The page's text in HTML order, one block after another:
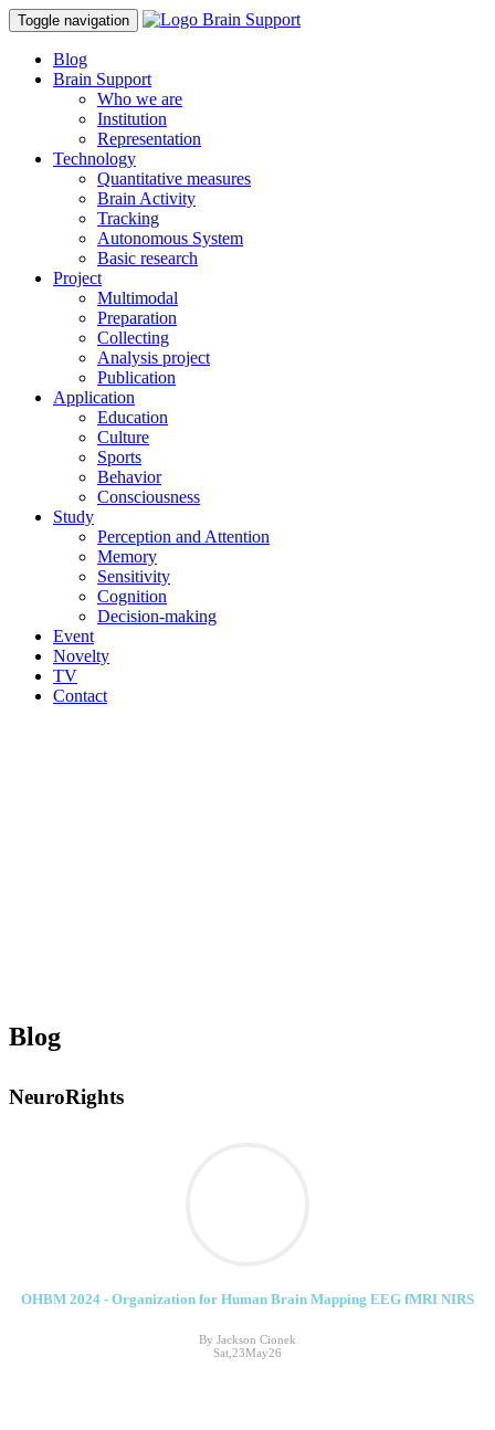
Toggle navigation
Blog
Brain Support
Who we are
Institution
Representation
Technology
Quantitative measures
Brain Activity
Tracking
Autonomous System
Basic research
Project
Multimodal
Preparation
Collecting
Analysis project
Publication
Application
Education
Culture
Sports
Behavior
Consciousness
Study
Perception and Attention
Memory
Sensitivity
Cognition
Decision-making
Event
Novelty
TV
Contact
Blog
NeuroRights
OHBM 2024 - Organization for Human Brain Mapping EEG fMRI NIRS
By Jackson Cionek
Sat,23May26